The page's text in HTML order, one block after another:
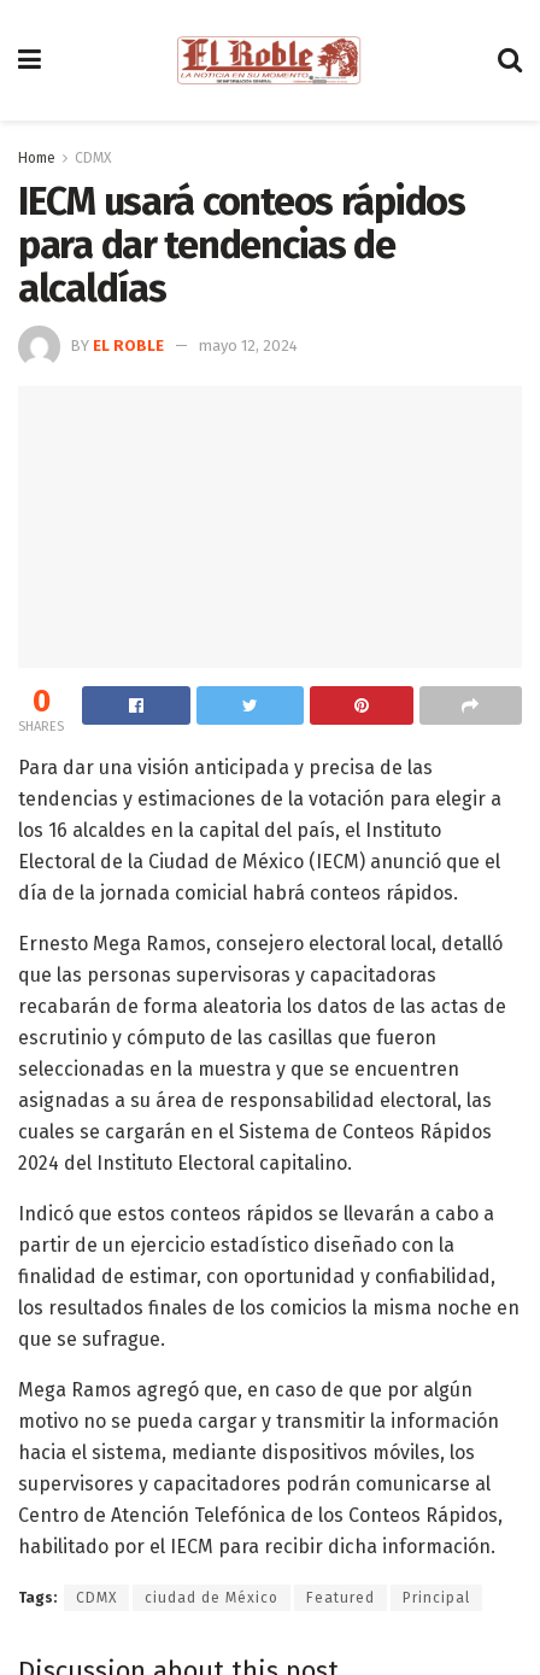
Home CDMX
IECM usará conteos rápidos
para dar tendencias de
alcaldías
BY EL ROBLE mayo 12, 2024
0
SHARES
Para dar una visión anticipada y precisa de las
tendencias y estimaciones de la votación para elegir a
los 16 alcaldes en la capital del país, el Instituto
Electoral de la Ciudad de México (IECM) anunció que el
día de la jornada comicial habrá conteos rápidos.
Ernesto Mega Ramos, consejero electoral local, detalló
que las personas supervisoras y capacitadoras
recabarán de forma aleatoria los datos de las actas de
escrutinio y cómputo de las casillas que fueron
seleccionadas en la muestra y que se encuentren
asignadas a su área de responsabilidad electoral, las
cuales se cargarán en el Sistema de Conteos Rápidos
2024 del Instituto Electoral capitalino.
Indicó que estos conteos rápidos se llevarán a cabo a
partir de un ejercicio estadístico diseñado con la
finalidad de estimar, con oportunidad y confiabilidad,
los resultados finales de los comicios la misma noche en
que se sufrague.
Mega Ramos agregó que, en caso de que por algún
motivo no se pueda cargar y transmitir la información
hacia el sistema, mediante dispositivos móviles, los
supervisores y capacitadores podrán comunicarse al
Centro de Atención Telefónica de los Conteos Rápidos,
habilitado por el IECM para recibir dicha información.
Tags: CDMX ciudad de México Featured Principal